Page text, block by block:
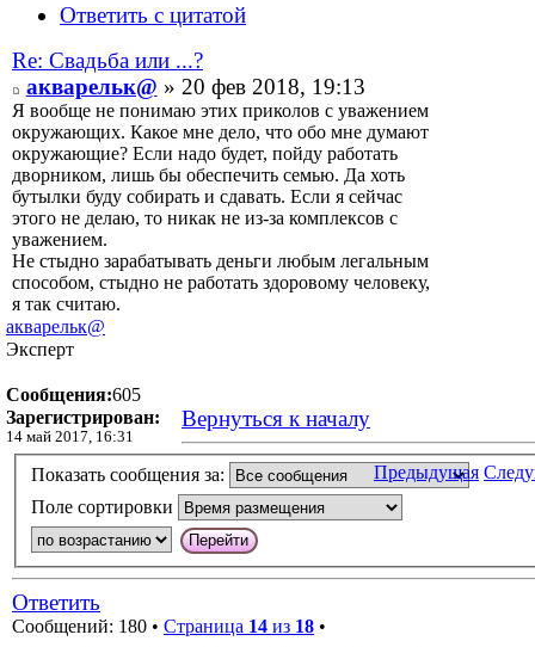
Ответить с цитатой
Re: Свадьба или ...?
акварельк@ » 20 фев 2018, 19:13
Я вообще не понимаю этих приколов с уважением
окружающих. Какое мне дело, что обо мне думают
окружающие? Если надо будет, пойду работать
дворником, лишь бы обеспечить семью. Да хоть
бутылки буду собирать и сдавать. Если я сейчас
этого не делаю, то никак не из-за комплексов с
уважением.
Не стыдно зарабатывать деньги любым легальным
способом, стыдно не работать здоровому человеку,
я так считаю.
акварельк@
Эксперт
Сообщения:605
Зарегистрирован:
14 май 2017, 16:31
Вернуться к началу
Предыдущая
Показать сообщения за:
Поле сортировки
Ответить
Сообщений: 180 • Страница 14 из 18 •